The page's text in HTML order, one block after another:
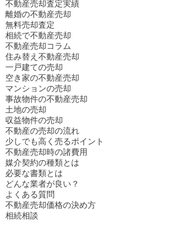
不動産売却査定実績
離婚の不動産売却
無料売却査定
相続で不動産売却
不動産売却コラム
住み替え不動産売却
一戸建ての売却
空き家の不動産売却
マンションの売却
事故物件の不動産売却
土地の売却
収益物件の売却
不動産の売却の流れ
少しでも高く売るポイント
不動産売却時の諸費用
媒介契約の種類とは
必要な書類とは
どんな業者が良い？
よくある質問
不動産売却価格の決め方
相続相談